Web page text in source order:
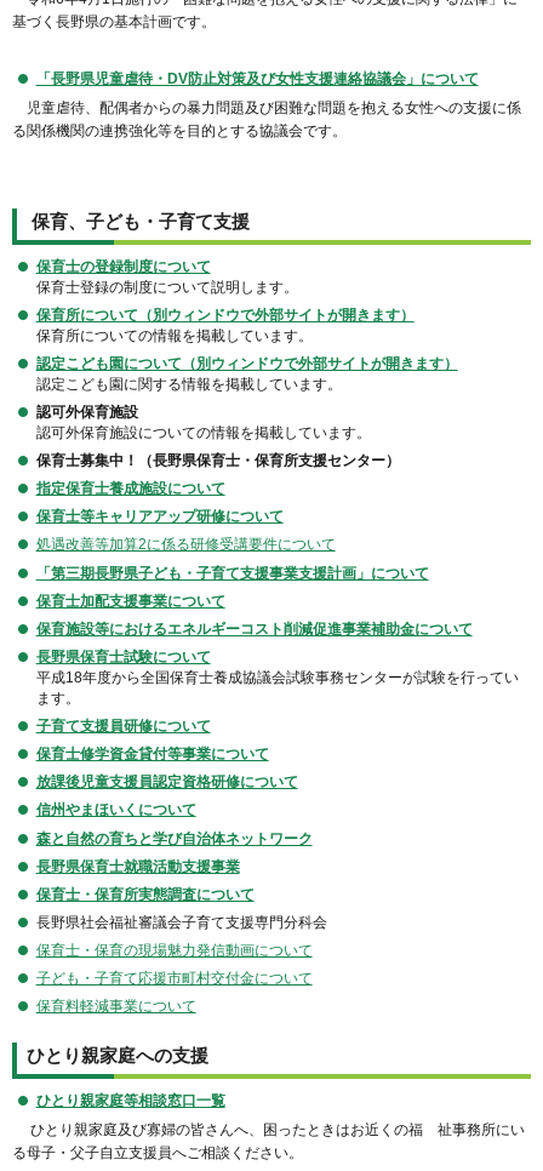
基づく長野県の基本計画です。
「長野県児童虐待・DV防止対策及び女性支援連絡協議会」について
児童虐待、配偶者からの暴力問題及び困難な問題を抱える女性への支援に係
る関係機関の連携強化等を目的とする協議会です。
保育、子ども・子育て支援
保育士の登録制度について
保育士登録の制度について説明します。
保育所について（別ウィンドウで外部サイトが開きます）
保育所についての情報を掲載しています。
認定こども園について（別ウィンドウで外部サイトが開きます）
認定こども園に関する情報を掲載しています。
認可外保育施設
認可外保育施設についての情報を掲載しています。
保育士募集中！（長野県保育士・保育所支援センター）
指定保育士養成施設について
保育士等キャリアアップ研修について
処遇改善等加算2に係る研修受講要件について
「第三期長野県子ども・子育て支援事業支援計画」について
保育士加配支援事業について
保育施設等におけるエネルギーコスト削減促進事業補助金について
長野県保育士試験について
平成18年度から全国保育士養成協議会試験事務センターが試験を行ってい
ます。
子育て支援員研修について
保育士修学資金貸付等事業について
放課後児童支援員認定資格研修について
信州やまほいくについて
森と自然の育ちと学び自治体ネットワーク
長野県保育士就職活動支援事業
保育士・保育所実態調査について
長野県社会福祉審議会子育て支援専門分科会
保育士・保育の現場魅力発信動画について
子ども・子育て応援市町村交付金について
保育料軽減事業について
ひとり親家庭への支援
ひとり親家庭等相談窓口一覧
ひとり親家庭及び寡婦の皆さんへ、困ったときはお近くの福 祉事務所にい
る母子・父子自立支援員へご相談ください。